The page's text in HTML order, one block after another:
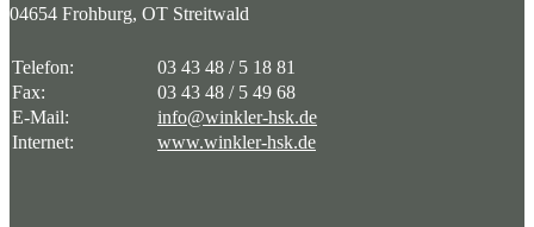
04654 Frohburg, OT Streitwald
Telefon:
03 43 48 / 5 18 81
Fax:
03 43 48 / 5 49 68
E-Mail:
info@winkler-hsk.de
Internet:
www.winkler-hsk.de